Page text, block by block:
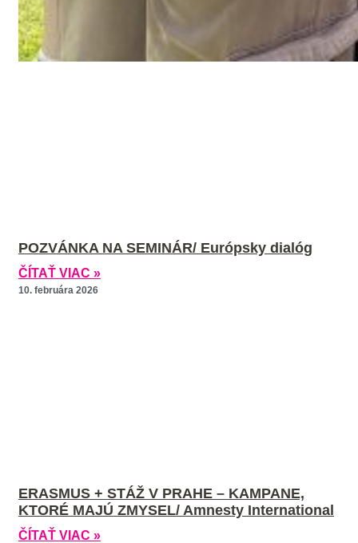
POZVÁNKA NA SEMINÁR/ Európsky dialóg
ČÍTAŤ VIAC »
10. februára 2026
ERASMUS + STÁŽ V PRAHE – KAMPANE,
KTORÉ MAJÚ ZMYSEL/ Amnesty International
ČÍTAŤ VIAC »